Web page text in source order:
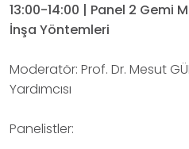
13:00-14:00 | Panel 2 Gemi
İnşa Yöntemleri
Moderatör: Prof. Dr. Mesut
Yardımcısı
Panelistler: